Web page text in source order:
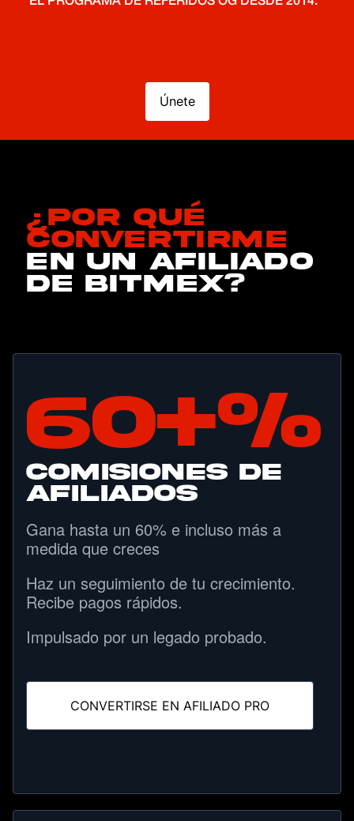
Únete
¿Por qué
convertirme
en un afiliado
de BitMEX?
60+%
COMISIONES DE
AFILIADOS
Gana hasta un 60% e incluso más a
medida que creces
Haz un seguimiento de tu crecimiento.
Recibe pagos rápidos.
Impulsado por un legado probado.
CONVERTIRSE EN AFILIADO PRO